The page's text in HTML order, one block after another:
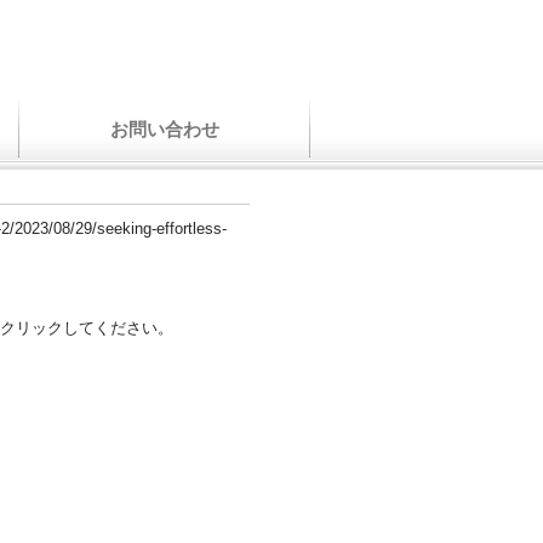
お問い合わせ
2023/08/29/seeking-effortless-
リックしてください。